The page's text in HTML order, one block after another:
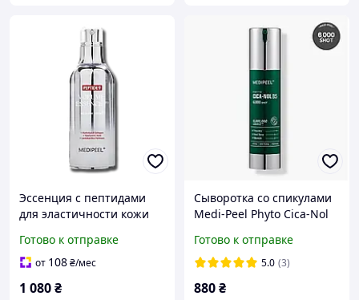
Эссенция с пептидами
для эластичности кожи
Volume All In One Essence
Pro, 100 мл
Готово к отправке
от 108₴/мес
1 080₴
Сыворотка со спикулами
Medi-Peel Phyto Cica-Nol
Готово к отправке
5.0 (3)
880₴